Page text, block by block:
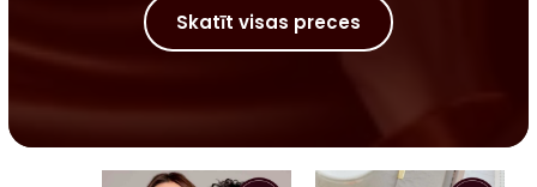
Skatīt visas preces